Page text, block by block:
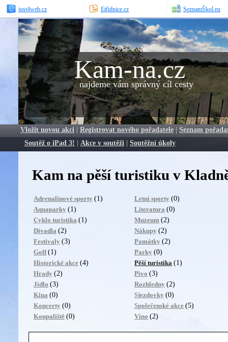
just4web.cz Etřídnice.cz SeznamŠkol.eu
Kam-na.cz
najdeme vám správný cíl cesty
Vložit novou akci | Registrovat nového pořadatele | Seznam
Soutěž o iPad 3! | Akce v soutěži | Soutěžní úkoly
Kam na pěší turistiku v
Adrenalinové sporty (1)
Aquaparky (1)
Cyklo turistika (1)
Divadla (2)
Festivaly (3)
Golf (1)
Historické akce (4)
Hrady (2)
Jídlo (3)
Kina (0)
Koncerty (0)
Koupaliště (0)
Letní sporty (0)
Literatura (0)
Muzeum (2)
Nákupy (2)
Památky (2)
Parky (0)
Pěší turistika (1)
Pivo (3)
Rozhledny (2)
Sjezdovky (0)
Společenské akce (5)
Víno (2)